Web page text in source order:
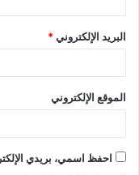
البريد الإلكتروني*
الموقع الإلكتروني
احفظ اسمي، بريدي